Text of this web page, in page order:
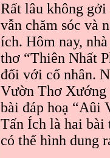
Rất lâu không
vẫn chăm sóc và
ích. Hôm nay,
thơ “Thiên Nhất
đối với cố nhân.
Vườn Thơ Xướng
bài đáp hoạ “Aûi
Tấn Ích là hai bài
có thể hình dung